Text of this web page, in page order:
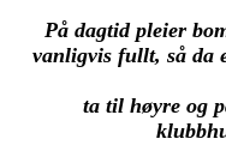
På dagtid pleier
vanligvis fullt, så da
ta til høyre og